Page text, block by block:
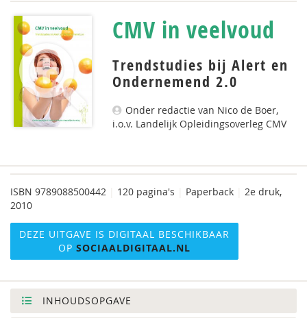
CMV in veelvoud
Trendstudies bij Alert en
Ondernemend 2.0
Onder redactie van Nico de Boer,
i.o.v. Landelijk Opleidingsoverleg CMV
ISBN 9789088500442 120 pagina's Paperback
2e druk,
2010
DEZE UITGAVE IS DIGITAAL BESCHIKBAAR
OP SOCIAALDIGITAAL.NL
INHOUDSOPGAVE